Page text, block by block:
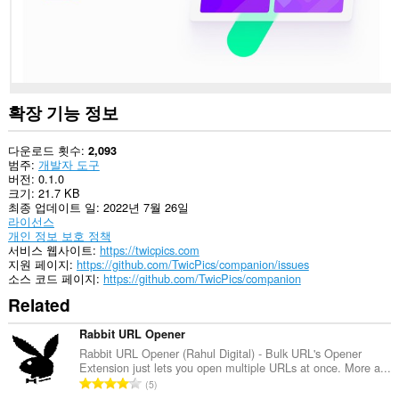
수
있
습
니
다.
확장 기능 정보
다운로드 횟수 2,093
범주 개발자 도구
버전 0.1.0
크기 21.7 KB
최종 업데이트 일 2022년 7월 26일
라이선스
개인 정보 보호 정책
서비스 웹사이트 https://twicpics.com
지원 페이지 https://github.com/TwicPics/companion/issues
소스 코드 페이지 https://github.com/TwicPics/companion
Related
Rabbit URL Opener
Rabbit URL Opener (Rahul Digital) - Bulk URL's Opener
Extension just lets you open multiple URLs at once. More a...
총
5